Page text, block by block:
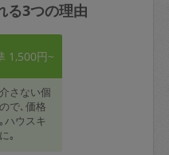
る3つの理由
1,500円~
さない個
で､価格
ハウスキ
｡